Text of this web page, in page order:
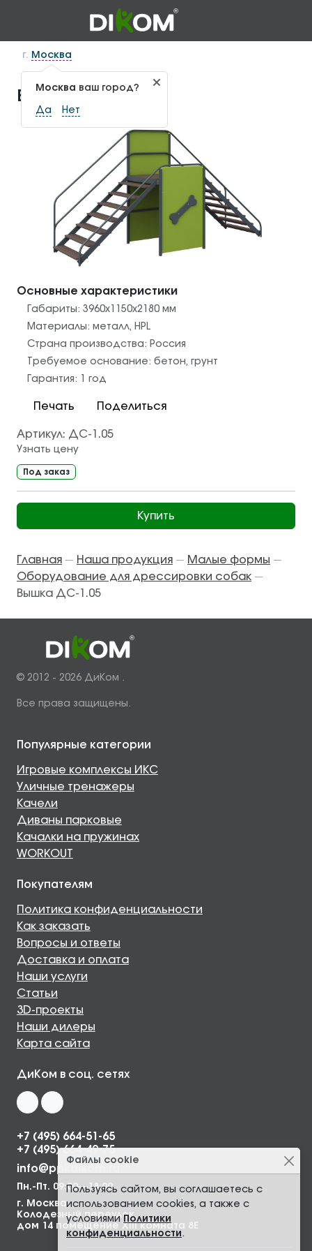
г. Москва
Москва ваш город?
Да Нет
Вышка ДС-1.05
Основные характеристики
Габариты: 3960x1150x2180 мм
Материалы: металл, HPL
Страна производства: Россия
Требуемое основание: бетон, грунт
Гарантия:
1 год
Печать Поделиться
Артикул: ДС-1.05
Узнать цену
Под заказ
Купить
Главная — Наша продукция — Малые формы —
Оборудование для дрессировки собак —
Вышка ДС-1.05
© 2012 - 2026 ДиКом .
Все права защищены.
Файлы cookie
Пользуясь сайтом, вы соглашаетесь с
использованием cookies, а также с
условиями Политики
конфиденциальности.
Популярные категории
Игровые комплексы ИКС
Уличные тренажеры
Качели
Диваны парковые
Качалки на пружинах
WORKOUT
Покупателям
Политика конфиденциальности
Как заказать
Вопросы и ответы
Доставка и оплата
Наши услуги
Статьи
3D-проекты
Наши дилеры
Карта сайта
ДиКом в соц. сетях
+7 (495) 664-51-65
+7 (495) 664-49-75
info@ppkdikom.ru
Пн.-Пт. 09:00—18:00
г. Москва,
Колодезный переулок,
дом 14 помещение XIII комната 8Е